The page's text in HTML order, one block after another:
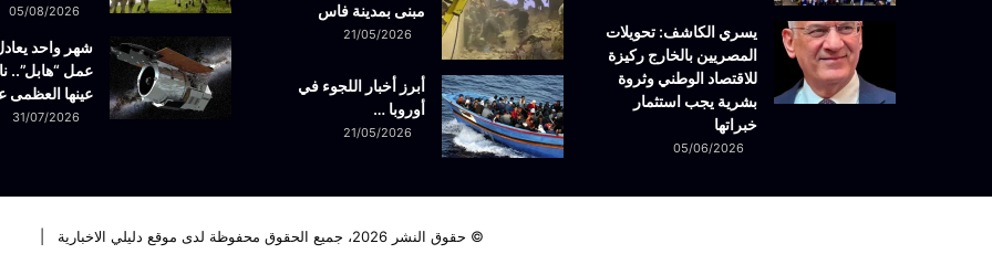
يسري الكاشف: تحويلات
المصريين بالخارج ركيزة
للاقتصاد الوطني وثروة
بشرية يجب استثمار
خبراتها
05/06/2026
مبنى بمدينة فاس
21/05/2026
أبرز أخبار اللجوء في
أوروبا …
21/05/2026
05/08/2026
شهر واحد
عمل “هابل”..
عينها العظمى
31/07/2026
© حقوق النشر 2026، جميع الحقوق محفوظة لدى موقع دليلي الاخبارية |